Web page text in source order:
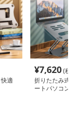
適
¥7,620(税
折りたたみ式
ートパソコン